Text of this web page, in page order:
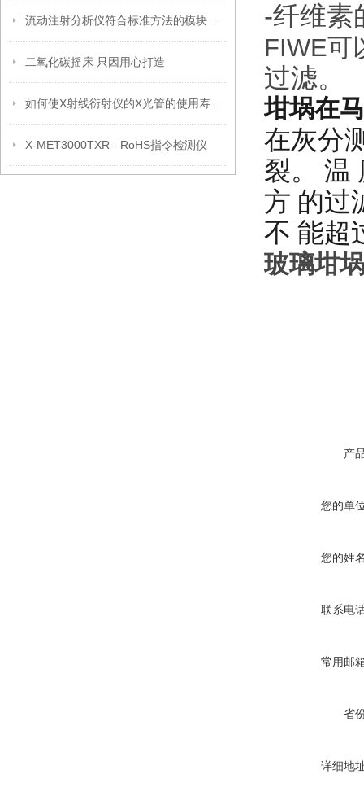
二氧化碳摇床 只因用心打造
X-MET3000TXR - RoHS指令检测仪
-纤维素
FIWE可
过滤。
坩埚在马
在灰分
裂。 温
方 的过
不 能超
玻璃坩
产
您的单
您的姓
联系电
常用邮
省
详细地